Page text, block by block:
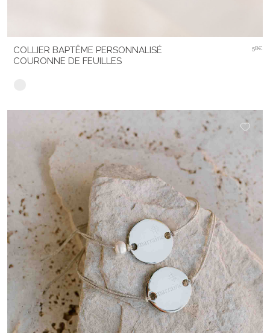
COLLIER BAPTÊME PERSONNALISÉ
COURONNE DE FEUILLES
58€